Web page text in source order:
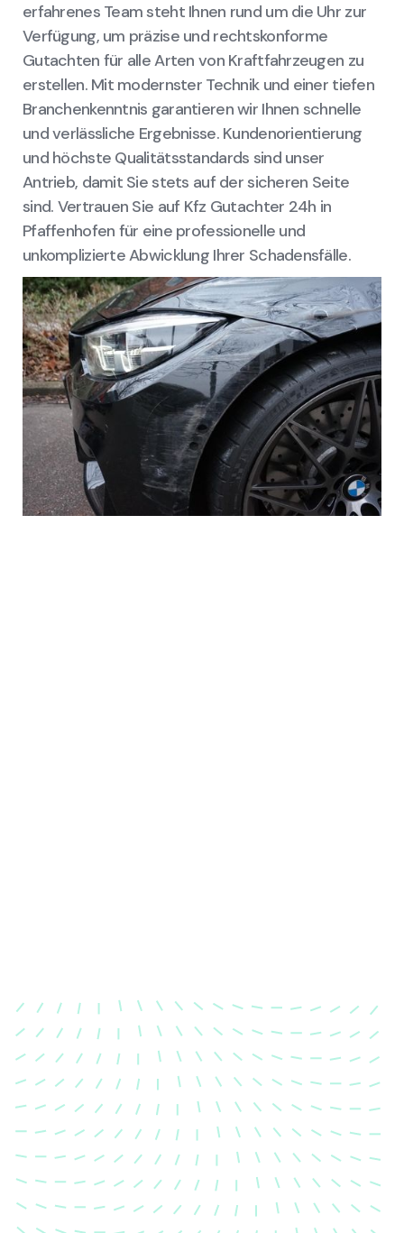
erfahrenes Team steht Ihnen rund um die Uhr zur
Verfügung, um präzise und rechtskonforme
Gutachten für alle Arten von Kraftfahrzeugen zu
erstellen. Mit modernster Technik und einer tiefen
Branchenkenntnis garantieren wir Ihnen schnelle
und verlässliche Ergebnisse. Kundenorientierung
und höchste Qualitätsstandards sind unser
Antrieb, damit Sie stets auf der sicheren Seite
sind. Vertrauen Sie auf Kfz Gutachter 24h in
Pfaffenhofen für eine professionelle und
unkomplizierte Abwicklung Ihrer Schadensfälle.
Karosserievermessung
Unsere exakte Karosserievermessung stellt sicher,
dass Ihre Fahrzeugkarosserie nach einem Unfall
wieder in ihren ursprünglichen Zustand gebracht
wird.